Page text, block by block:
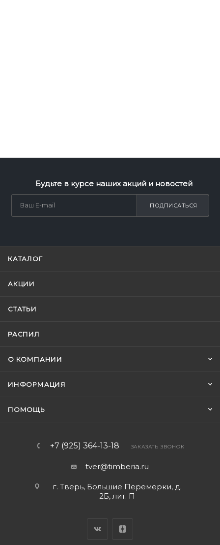
Будьте в курсе наших акций и новостей
ПОДПИСАТЬСЯ
КАТАЛОГ
АКЦИИ
СТАТЬИ
РАСПИЛ
О КОМПАНИИ
ИНФОРМАЦИЯ
ПОМОЩЬ
+7 (925) 364-13-18 ЗАКАЗАТЬ ЗВОНОК
tver@timberia.ru
г. Тверь, Большие Перемерки, д.
2Б, лит. П